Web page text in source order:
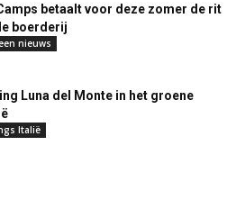
betaalt voor deze zomer de rit
boerderij
nieuws
Luna del Monte in het groene
Italië